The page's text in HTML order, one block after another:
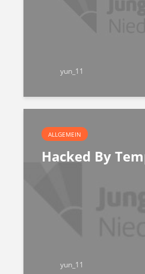
yun_11
ALLGEMEIN
Hacked By
yun_11